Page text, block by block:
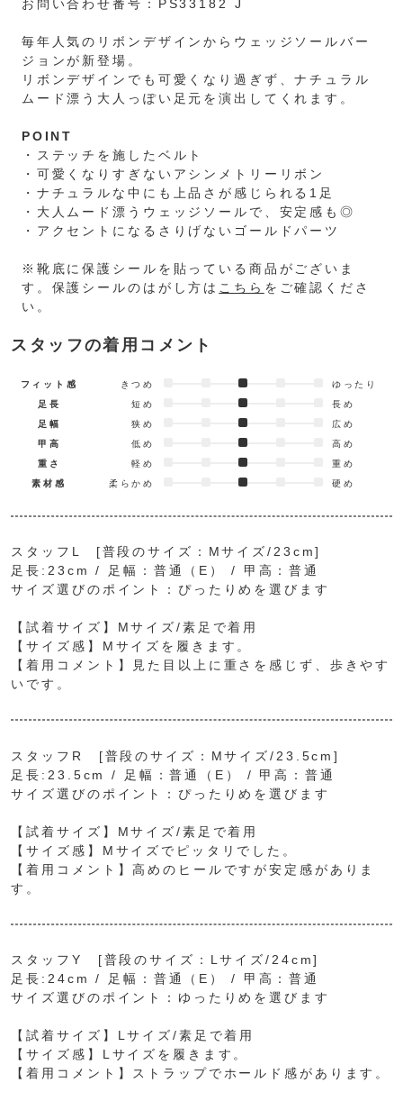
お問い合わせ番号：PS33182 J
毎年人気のリボンデザインからウェッジソールバー
ジョンが新登場。
リボンデザインでも可愛くなり過ぎず、ナチュラル
ムード漂う大人っぽい足元を演出してくれます。
POINT
・ステッチを施したベルト
・可愛くなりすぎないアシンメトリーリボン
・ナチュラルな中にも上品さが感じられる1足
・大人ムード漂うウェッジソールで、安定感も◎
・アクセントになるさりげないゴールドパーツ
※靴底に保護シールを貼っている商品がございま
す。保護シールのはがし方は こちら をご確認くださ
い。
スタッフの着用コメント
フィット感 きつめ
ゆったり
足長
短め
長め
足幅
狭め
広め
甲高
低め
高め
重さ
軽め
重め
素材感
柔らかめ 硬め
スタッフL [普段のサイズ：Mサイズ/23cm]
足長:23cm / 足幅：普通（E） / 甲高：普通
サイズ選びのポイント：ぴったりめを選びます
【試着サイズ】Mサイズ/素足で着用
【サイズ感】Mサイズを履きます。
【着用コメント】見た目以上に重さを感じず、歩きやす
いです。
スタッフR [普段のサイズ：Mサイズ/23.5cm]
足長:23.5cm / 足幅：普通（E） / 甲高：普通
サイズ選びのポイント：ぴったりめを選びます
【試着サイズ】Mサイズ/素足で着用
【サイズ感】Mサイズでピッタリでした。
【着用コメント】高めのヒールですが安定感がありま
す。
スタッフY [普段のサイズ：Lサイズ/24cm]
足長:24cm / 足幅：普通（E） / 甲高：普通
サイズ選びのポイント：ゆったりめを選びます
【試着サイズ】Lサイズ/素足で着用
【サイズ感】Lサイズを履きます。
【着用コメント】ストラップでホールド感があります。